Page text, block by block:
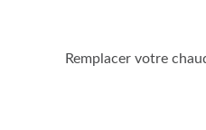
Remplacer votre